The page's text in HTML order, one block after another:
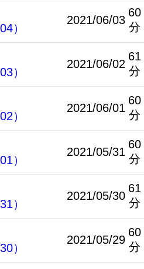
）
2021/06/03
60
分
）
2021/06/02
61
分
）
2021/06/01
60
分
）
2021/05/31
60
分
）
2021/05/30
61
分
）
2021/05/29
60
分